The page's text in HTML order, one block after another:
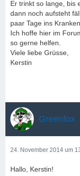
Er trinkt so lange, bis
dann noch aufsteht
paar Tage ins
Ich hoffe hier im
so gerne helfen.
Viele liebe Grüsse,
Kerstin
Greenfox
24. November 2014 um
Hallo, Kerstin!